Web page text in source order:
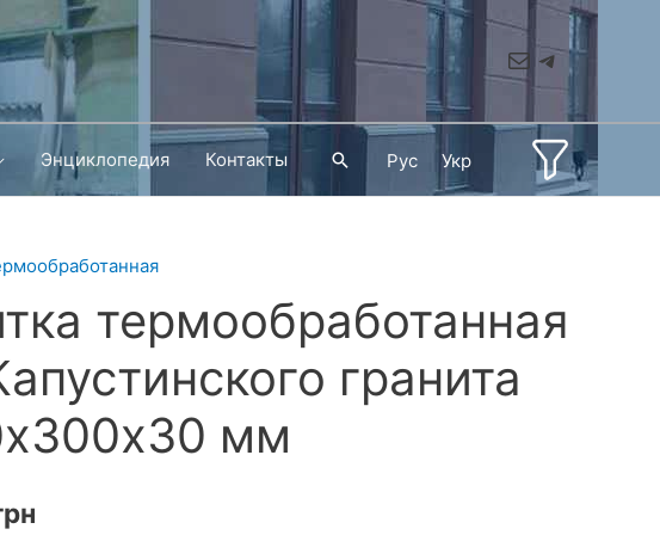
MailTelegram
Энциклопедия Контакты ПоискРус Укр
термообработанная
гранита
мм